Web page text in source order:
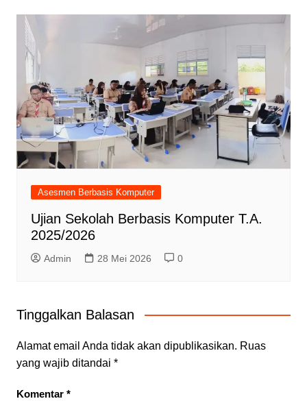
Asesmen Berbasis Komputer
Ujian Sekolah Berbasis Komputer T.A.
2025/2026
Admin 28 Mei 2026 0
Tinggalkan Balasan
Alamat email Anda tidak akan dipublikasikan. Ruas
yang wajib ditandai *
Komentar *